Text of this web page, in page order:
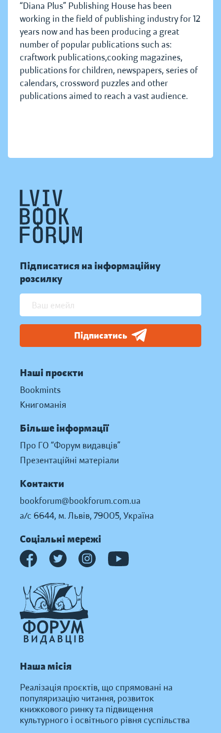
“Diana Plus” Publishing House has been
working in the field of publishing industry for 12
years now and has been producing a great
number of popular publications such as:
craftwork publications,cooking magazines,
publications for children, newspapers, series of
calendars, crossword puzzles and other
publications aimed to reach a vast audience.
Підписатися на інформаційну
розсилку
Підписатись
Наші проєкти
Bookmints
Книгоманія
Більше інформації
Про ГО “Форум видавців”
Презентаційні матеріали
Контакти
bookforum@bookforum.com.ua
а/с 6644, м. Львів, 79005, Україна
Соціальні мережі
Наша місія
Реалізація проєктів, що спрямовані на
популяризацію читання, розвиток
книжкового ринку та підвищення
культурного і освітнього рівня суспільства